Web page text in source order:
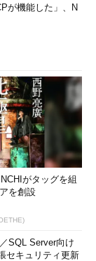
が機能した」、N
がタッグを組
を創設
SQL Server向け
セキュリティ更新